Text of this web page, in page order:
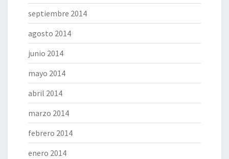
septiembre 2014
agosto 2014
junio 2014
mayo 2014
abril 2014
marzo 2014
febrero 2014
enero 2014